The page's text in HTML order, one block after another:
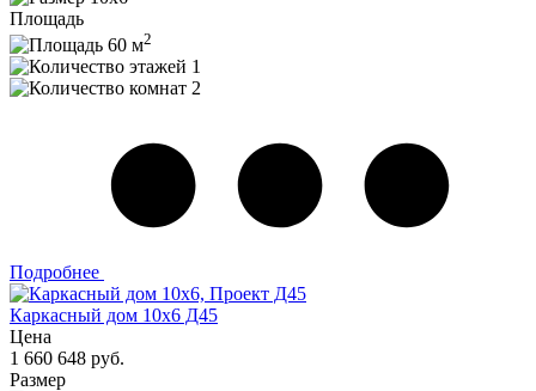
Площадь
60 м2
1
2
Подробнее
Каркасный дом 10х6 Д45
Цена
1 660 648 руб.
Размер